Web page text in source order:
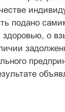
подано
о